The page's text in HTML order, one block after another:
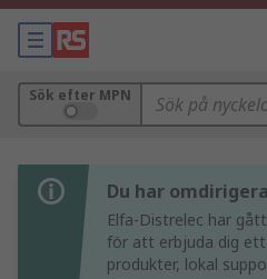
Sök efter MPN
Du har
Elfa-Distrelec har
för att erbjuda dig
produkter, lokal